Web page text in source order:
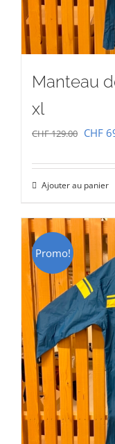
Manteau
xl
CHF129.00 Le
initial
était :
CHF
CHF
Ajouter au panier
Promo!